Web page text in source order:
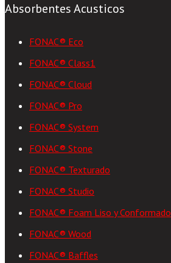
Absorbentes Acusticos
FONAC® Eco
FONAC® Class1
FONAC® Cloud
FONAC® Pro
FONAC® System
FONAC® Stone
FONAC® Texturado
FONAC® Studio
FONAC® Foam Liso y Conformado
FONAC® Wood
FONAC® Baffles